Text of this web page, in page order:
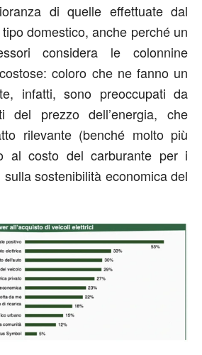
di quelle effettuate dal
domestico, anche perché un
considera le colonnine
coloro che ne fanno un
infatti, sono preoccupati da
del prezzo dell’energia, che
rilevante (benché molto più
al costo del carburante per i
sostenibilità economica del